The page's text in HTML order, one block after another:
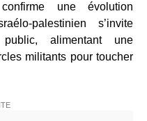
une évolution
s’invite
alimentant une
militants pour toucher